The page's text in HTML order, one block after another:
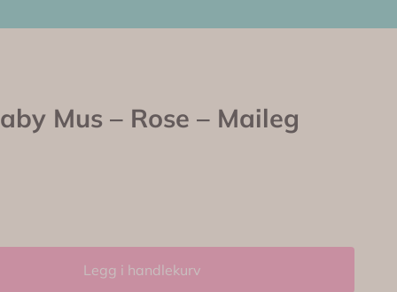
Mus – Rose – Maileg
Legg i handlekurv